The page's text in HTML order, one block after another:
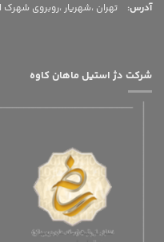
آدرس: تهران ،شهریار ،روبروی شهرک
شرکت دژ استیل ماهان کاوه